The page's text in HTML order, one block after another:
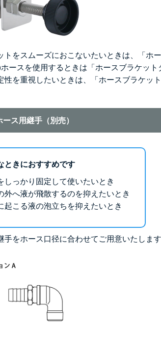
トをスムーズにおこないたいときは、「ホ
ホースを使用するときは「ホースブラケッ
性を重視したいときは、「ホースブラケッ
ス用継手（別売）
ときにおすすめです
しっかり固定して使いたいとき
外へ液が飛散するのを抑えたいとき
起こる液の泡立ちを抑えたいとき
手をホース口径に合わせてご用意いたしま